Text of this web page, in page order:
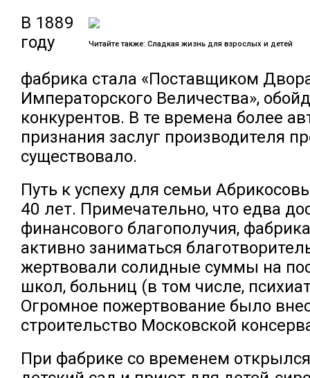
Читайте также: Сладкая жизнь для взрослых и детей
В 1889
году
фабрика стала «Поставщиком
Императорского Величества»,
конкурентов. В те времена более
признания заслуг производителя
существовало.
Путь к успеху для семьи
40 лет. Примечательно, что едва
финансового благополучия,
активно заниматься
жертвовали солидные суммы на
школ, больниц (в том числе,
Огромное пожертвование было
строительство Московской
При фабрике со временем